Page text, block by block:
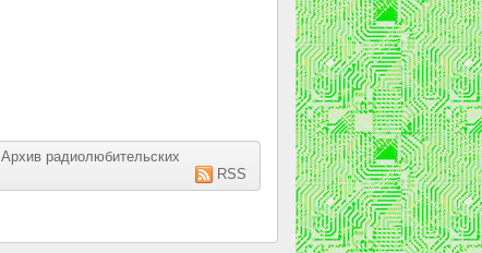
Архив радиолюбительских
RSS